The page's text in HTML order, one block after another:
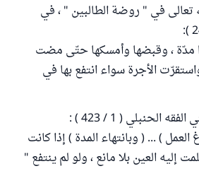
تعالى في " روضة الطالبين " ، في
مدّة ، وقبضها وأمسكها حتّى مضت
الأجرة سواء انتفع بها في
الحنبلي ( 1 / 423 ) :
العمل ) ... ( وبانتهاء المدة ) إذا كانت
إليه العين بلا مانع ، ولو لم ينتفع "